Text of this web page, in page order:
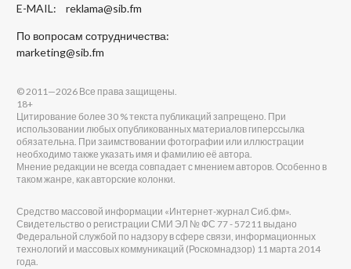
E-MAIL: reklama@sib.fm
По вопросам сотрудничества:
marketing@sib.fm
© 2011—2026 Все права защищены.
18+
Цитирование более 30 % текста публикаций запрещено. При
использовании любых опубликованных материалов гиперссылка
обязательна. При заимствовании фотографии или иллюстрации
необходимо также указать имя и фамилию её автора.
Мнение редакции не всегда совпадает с мнением авторов. Особенно в
таком жанре, как авторские колонки.
Средство массовой информации «Интернет-журнал Сиб.фм».
Свидетельство о регистрации СМИ ЭЛ № ФС 77 - 57211 выдано
Федеральной службой по надзору в сфере связи, информационных
технологий и массовых коммуникаций (Роскомнадзор) 11 марта 2014
года.